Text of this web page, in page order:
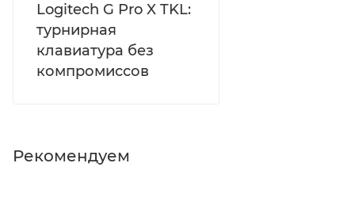
Logitech G Pro X TKL:
турнирная
клавиатура без
компромиссов
Рекомендуем